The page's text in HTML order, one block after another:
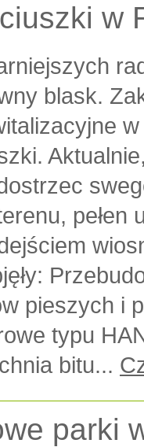
w
blask.
pełen
pieszych i
typu
bitu...
parki